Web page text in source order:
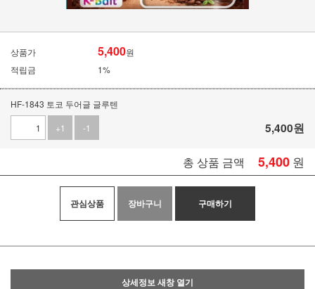
상품가 5,400원
적립금
1%
HF-1843 토코 두어글 글루텐
+1
-1 5,400원
총 상품 금액 5,400 원
관심상품 장바구니 구매하기
상세정보 새창 열기